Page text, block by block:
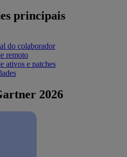
principais
do colaborador
remoto
ativos e patches
2026